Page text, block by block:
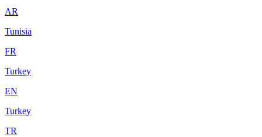
AR
Tunisia
FR
Turkey
EN
Turkey
TR